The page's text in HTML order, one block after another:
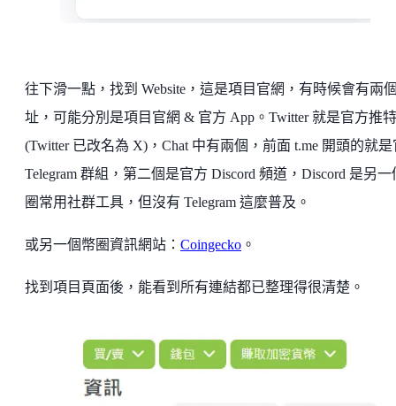
往下滑一點，找到 Website，這是項目官網，有時候會有兩
址，可能分別是項目官網 & 官方 App。Twitter 就是官方推特
(Twitter 已改名為 X)，Chat 中有兩個，前面 t.me 開頭的就
Telegram 群組，第二個是官方 Discord 頻道，Discord 是另一
圈常用社群工具，但沒有 Telegram 這麼普及。
或另一個幣圈資訊網站： Coingecko 。
找到項目頁面後，能看到所有連結都已整理得很清楚。